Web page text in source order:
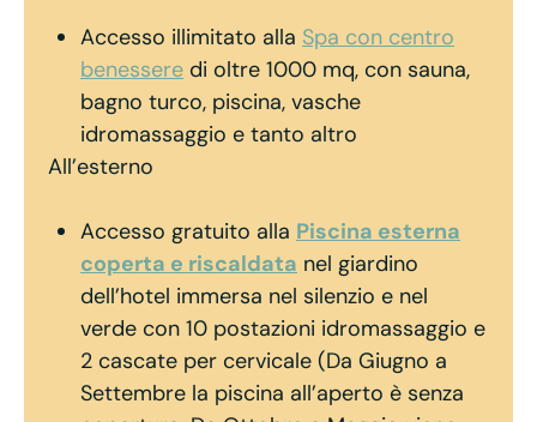
Accesso illimitato alla Spa con centro
benessere di oltre 1000 mq, con sauna,
bagno turco, piscina, vasche
idromassaggio e tanto altro
All’esterno
Accesso gratuito alla Piscina esterna
coperta e riscaldata nel giardino
dell’hotel immersa nel silenzio e nel
verde con 10 postazioni idromassaggio e
2 cascate per cervicale (Da Giugno a
Settembre la piscina all’aperto è senza